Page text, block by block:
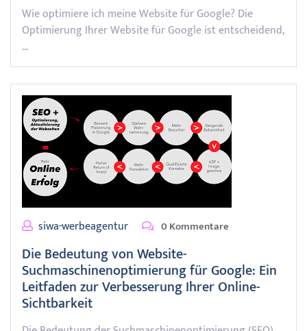
Wie optimiere ich meine Website für Google? Die
Optimierung Ihrer Website für Google ist entscheidend,
…
siwa-werbeagentur 0 Kommentare
Die Bedeutung von Website-
Suchmaschinenoptimierung für Google: Ein
Leitfaden zur Verbesserung Ihrer Online-
Sichtbarkeit